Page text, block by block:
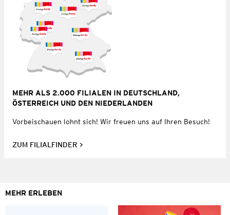
MEHR ALS 2.000 FILIALEN IN DEUTSCHLAND,
ÖSTERREICH UND DEN NIEDERLANDEN
Vorbeischauen lohnt sich! Wir freuen uns auf Ihren Besuch!
ZUM FILIALFINDER
MEHR ERLEBEN